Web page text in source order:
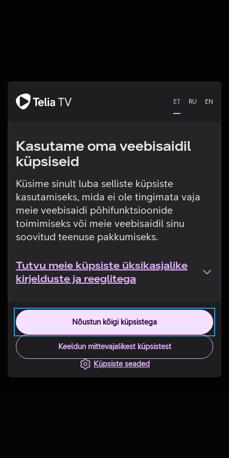
ET RU EN
Kasutame oma veebisaidil
küpsiseid
Küsime sinult luba selliste küpsiste
kasutamiseks, mida ei ole tingimata vaja
meie veebisaidi põhifunktsioonide
toimimiseks või meie veebisaidil sinu
soovitud teenuse pakkumiseks.
Tutvu meie küpsiste üksikasjalike
kirjelduste ja reeglitega
Nõustun kõigi küpsistega
Keeldun mittevajalikest küpsistest
Küpsiste seaded
Tehniline viga